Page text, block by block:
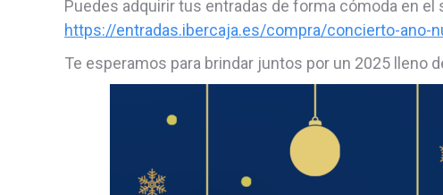
Puedes adquirir tus entradas de forma cómoda en el
https://entradas.ibercaja.es/compra/concierto-ano-
Te esperamos para brindar juntos por un 2025 lleno